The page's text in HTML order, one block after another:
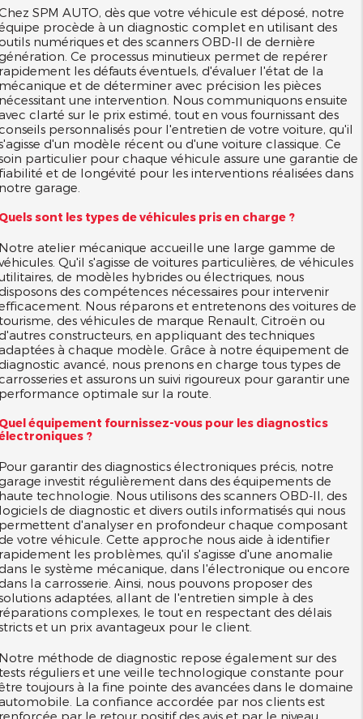
SPM AUTO, dès que votre véhicule est déposé, notre
procède à un diagnostic complet en utilisant des
numériques et des scanners OBD-II de dernière
Ce processus minutieux permet de repérer
les défauts éventuels, d'évaluer l'état de la
et de déterminer avec précision les pièces
une intervention. Nous communiquons ensuite
clarté sur le prix estimé, tout en vous fournissant des
personnalisés pour l'entretien de votre voiture, qu'il
d'un modèle récent ou d'une voiture classique. Ce
particulier pour chaque véhicule assure une garantie de
et de longévité pour les interventions réalisées dans
garage.
sont les types de véhicules pris en charge ?
atelier mécanique accueille une large gamme de
Qu'il s'agisse de voitures particulières, de véhicules
de modèles hybrides ou électriques, nous
des compétences nécessaires pour intervenir
Nous réparons et entretenons des voitures de
des véhicules de marque Renault, Citroën ou
constructeurs, en appliquant des techniques
à chaque modèle. Grâce à notre équipement de
avancé, nous prenons en charge tous types de
et assurons un suivi rigoureux pour garantir une
optimale sur la route.
équipement fournissez-vous pour les diagnostics
?
garantir des diagnostics électroniques précis, notre
investit régulièrement dans des équipements de
technologie. Nous utilisons des scanners OBD-II, des
de diagnostic et divers outils informatisés qui nous
d'analyser en profondeur chaque composant
votre véhicule. Cette approche nous aide à identifier
les problèmes, qu'il s'agisse d'une anomalie
le système mécanique, dans l'électronique ou encore
la carrosserie. Ainsi, nous pouvons proposer des
adaptées, allant de l'entretien simple à des
complexes, le tout en respectant des délais
et un prix avantageux pour le client.
méthode de diagnostic repose également sur des
réguliers et une veille technologique constante pour
toujours à la fine pointe des avancées dans le domaine
La confiance accordée par nos clients est
par le retour positif des avis et par le niveau